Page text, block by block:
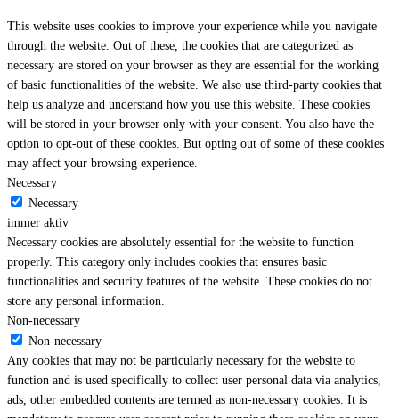
This website uses cookies to improve your experience while you navigate
through the website. Out of these, the cookies that are categorized as
necessary are stored on your browser as they are essential for the working
of basic functionalities of the website. We also use third-party cookies that
help us analyze and understand how you use this website. These cookies
will be stored in your browser only with your consent. You also have the
option to opt-out of these cookies. But opting out of some of these cookies
may affect your browsing experience.
Necessary
Necessary
immer aktiv
Necessary cookies are absolutely essential for the website to function
properly. This category only includes cookies that ensures basic
functionalities and security features of the website. These cookies do not
store any personal information.
Non-necessary
Non-necessary
Any cookies that may not be particularly necessary for the website to
function and is used specifically to collect user personal data via analytics,
ads, other embedded contents are termed as non-necessary cookies. It is